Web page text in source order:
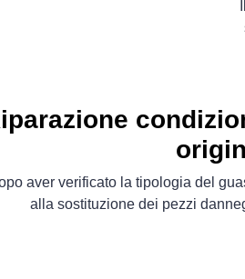
aver verificato la tipologia del
alla sostituzione dei pezzi